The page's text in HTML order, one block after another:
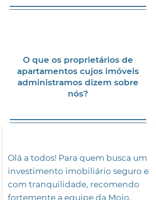
O que os proprietários de
apartamentos cujos imóveis
administramos dizem sobre
nós?
Olá a todos! Para quem busca um
investimento imobiliário seguro e
com tranquilidade, recomendo
fortemente a equipe da Mojo,